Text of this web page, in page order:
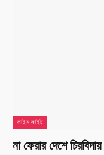
লাইম লাইট
না ফেরার দেশে